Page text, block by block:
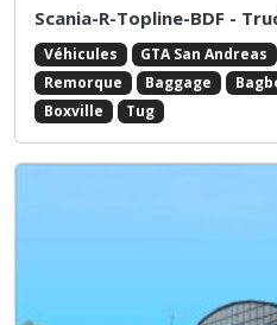
Scania-R-Topline-BDF -
Véhicules GTA San Andreas
Remorque
Baggage
Boxville
Tug